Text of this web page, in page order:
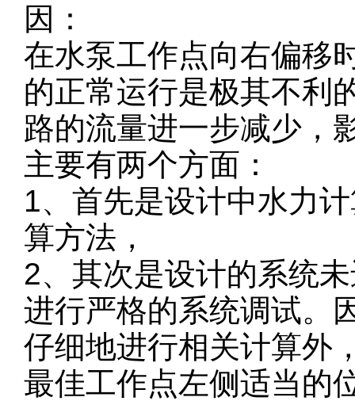
因：
在水泵工作点向右偏移
的正常运行是极其不利
路的流量进一步减少，
主要有两个方面：
1、首先是设计中水力
算方法，
2、其次是设计的系统
进行严格的系统调试。
仔细地进行相关计算外
最佳工作点左侧适当的